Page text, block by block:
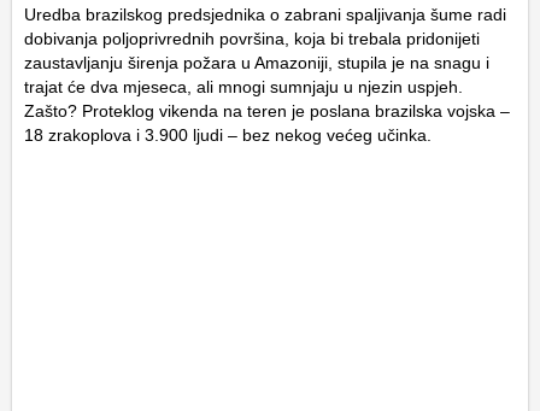
Uredba brazilskog predsjednika o zabrani spaljivanja šume radi
dobivanja poljoprivrednih površina, koja bi trebala pridonijeti
zaustavljanju širenja požara u Amazoniji, stupila je na snagu i
trajat će dva mjeseca, ali mnogi sumnjaju u njezin uspjeh.
Zašto? Proteklog vikenda na teren je poslana brazilska vojska –
18 zrakoplova i 3.900 ljudi – bez nekog većeg učinka.